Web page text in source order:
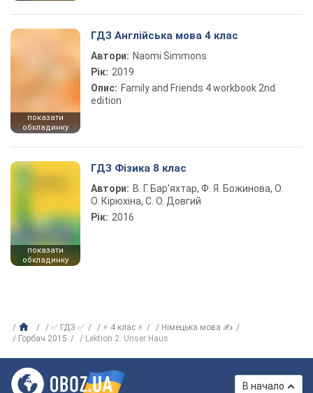
показати
обкладинку
ГДЗ Англійська мова 4 клас
Автори: Naomi Simmons
Рік: 2019
Опис: Family and Friends 4 workbook 2nd
edition
показати
обкладинку
ГДЗ Фізика 8 клас
Автори: В. Г. Бар’яхтар, Ф. Я. Божинова, О.
О. Кірюхіна, С. О. Довгий
Рік: 2016
✅ ГДЗ ✅ ⚡ 4 клас ⚡
Німецька мова ✍
Горбач 2015
Lektion 2. Unser Haus
В начало